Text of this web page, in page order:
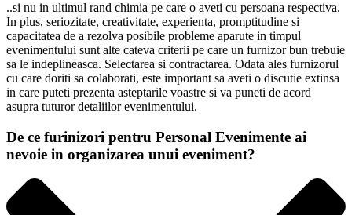
..si nu in ultimul rand chimia pe care o aveti cu persoana respectiva.
In plus, seriozitate, creativitate, experienta, promptitudine si
capacitatea de a rezolva posibile probleme aparute in timpul
evenimentului sunt alte cateva criterii pe care un furnizor bun trebuie
sa le indeplineasca. Selectarea si contractarea. Odata ales furnizorul
cu care doriti sa colaborati, este important sa aveti o discutie extinsa
in care puteti prezenta asteptarile voastre si va puneti de acord
asupra tuturor detaliilor evenimentului.
De ce furinizori pentru Personal Evenimente ai
nevoie in organizarea unui eveniment?